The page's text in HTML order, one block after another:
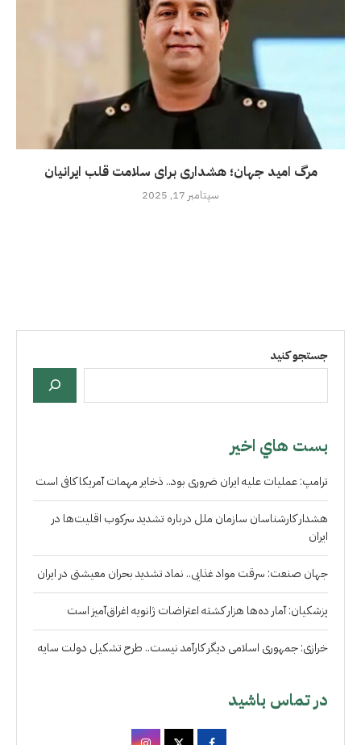
مرگ امید جهان؛ هشداری برای سلامت قلب ایرانیان
سپتامبر 17, 2025
جستجو کنید
بست هاي اخير
ترامپ: عملیات علیه ایران ضروری بود.. ذخایر مهمات آمریکا کافی است
هشدار کارشناسان سازمان ملل درباره تشدید سرکوب اقلیت‌ها در
ایران
جهان صنعت: سرقت مواد غذایی.. نماد تشدید بحران معیشتی در ایران
پزشکیان: آمار ده‌ها هزار کشته اعتراضات ژانویه اغراق‌آمیز است
خرازی: جمهوری اسلامی دیگر کارآمد نیست.. طرح تشکیل دولت سایه
در تماس باشید